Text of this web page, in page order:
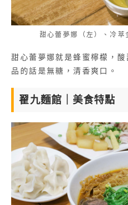
甜心蕾夢娜（左）、冷萃
甜心蕾夢娜就是蜂蜜檸檬，
品的話是無糖，清香爽口。
翟九麵館｜美食特點